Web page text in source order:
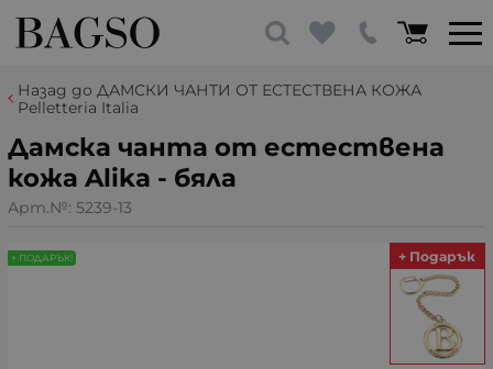
Назад до ДАМСКИ ЧАНТИ ОТ ЕСТЕСТВЕНА КОЖА
Pelletteria Italia
Дамска чанта от естествена
кожа Alika - бяла
Арт.№: 5239-13
+ ПОДАРЪК! + Подарък